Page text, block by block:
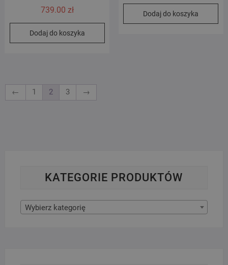
739.00 zł
Dodaj do koszyka
Dodaj do koszyka
← 1 2 3 →
KATEGORIE PRODUKTÓW
Wybierz kategorię